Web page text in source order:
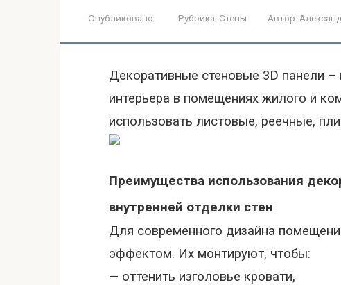
Опубликовано: Рубрика: Стены Автор:
Декоративные стеновые 3D панели –
интерьера в помещениях жилого и
использовать листовые, реечные,
Преимущества использования
внутренней отделки стен
Для современного дизайна
эффектом. Их монтируют, чтобы:
— оттенить изголовье кровати,